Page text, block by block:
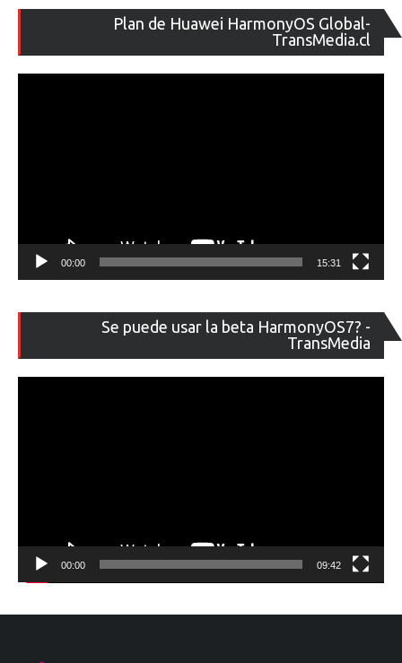
Plan de Huawei HarmonyOS Global-
TransMedia.cl
de
00:00 15:31
Se puede usar la beta HarmonyOS7? -
TransMedia
de
00:00 09:42